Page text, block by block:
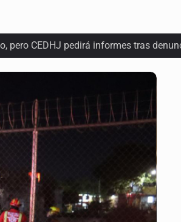
pero CEDHJ pedirá informes tras
asegura diputada
'cobro de piso'
el gobierno de México y el crimen
Tlaquepaque